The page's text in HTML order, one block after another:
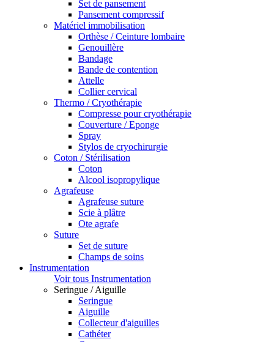
Set de pansement
Pansement compressif
Matériel immobilisation
Orthèse / Ceinture lombaire
Genouillère
Bandage
Bande de contention
Attelle
Collier cervical
Thermo / Cryothérapie
Compresse pour cryothérapie
Couverture / Eponge
Spray
Stylos de cryochirurgie
Coton / Stérilisation
Coton
Alcool isopropylique
Agrafeuse
Agrafeuse suture
Scie à plâtre
Ote agrafe
Suture
Set de suture
Champs de soins
Instrumentation
Voir tous Instrumentation
Seringue / Aiguille
Seringue
Aiguille
Collecteur d'aiguilles
Cathéter